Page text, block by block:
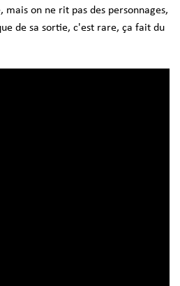
on ne rit pas des personnages,
de sa sortie, c'est rare, ça fait du